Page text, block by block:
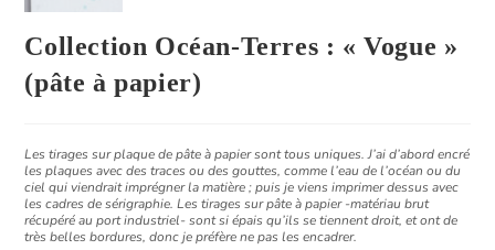
Collection Océan-Terres : « Vogue »
(pâte à papier)
Les tirages sur plaque de pâte à papier sont tous uniques. J’ai d’abord encré
les plaques avec des traces ou des gouttes, comme l’eau de l’océan ou du
ciel qui viendrait imprégner la matière ; puis je viens imprimer dessus avec
les cadres de sérigraphie. Les tirages sur pâte à papier -matériau brut
récupéré au port industriel- sont si épais qu’ils se tiennent droit, et ont de
très belles bordures, donc je préfère ne pas les encadrer.